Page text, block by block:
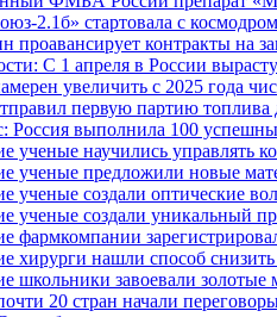
2.1б» стартовала с
проавансирует контракты на
С 1 апреля в России
увеличить с 2025 года
первую партию
Россия выполнила 100
ученые научились
ученые предложили новые
ученые создали оптические
ученые создали уникальный
фармкомпании
хирурги нашли способ
школьники завоевали
20 стран начали